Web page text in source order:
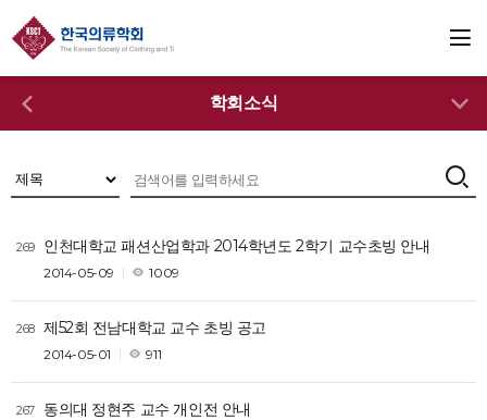
학회소식
269 인천대학교 패션산업학과 2014학년도 2학기 교수초빙 안내
2014-05-09 1009
268 제52회 전남대학교 교수 초빙 공고
2014-05-01 911
267 동의대 정현주 교수 개인전 안내